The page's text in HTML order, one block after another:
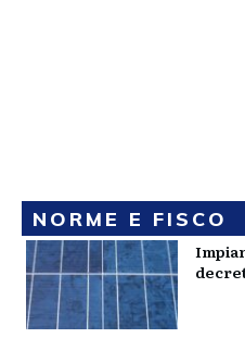
NORME E FISCO